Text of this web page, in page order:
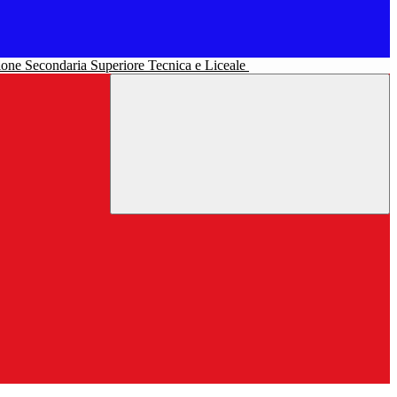
Secondaria Superiore Tecnica e Liceale